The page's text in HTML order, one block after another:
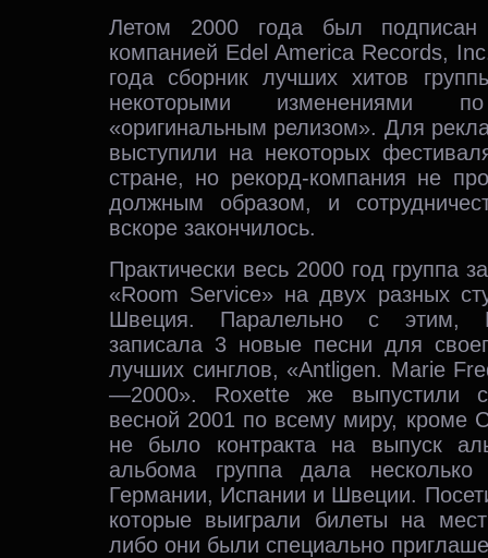
Летом 2000 года был подписан
компанией Edel America Records,
года сборник лучших хитов
некоторыми изменениями
«оригинальным релизом». Для
выступили на некоторых
стране, но рекорд-компания не
должным образом, и
вскоре закончилось.
Практически весь 2000 год группа
«Room Service» на двух разных
Швеция. Паралельно с этим,
записала 3 новые песни для
лучших синглов, «Antligen. Marie
—2000». Roxette же выпустили
весной 2001 по всему миру, кроме
не было контракта на выпуск
альбома группа дала несколько
Германии, Испании и Швеции.
которые выиграли билеты на
либо они были специально